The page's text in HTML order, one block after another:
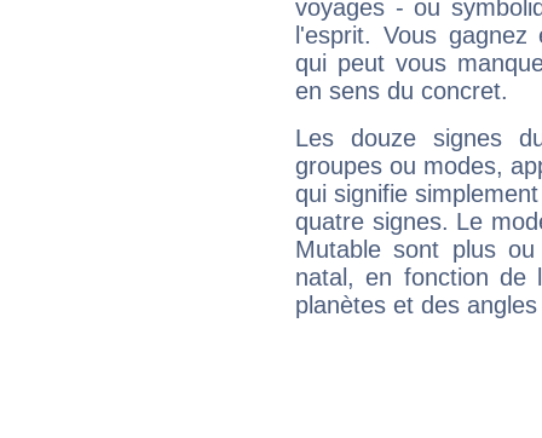
voyages - ou
l'esprit. Vous
qui peut vous
en sens du concret.
Les douze signes
groupes ou modes,
qui signifie
quatre signes. Le
Mutable sont plus
natal, en fonction de
planètes et des